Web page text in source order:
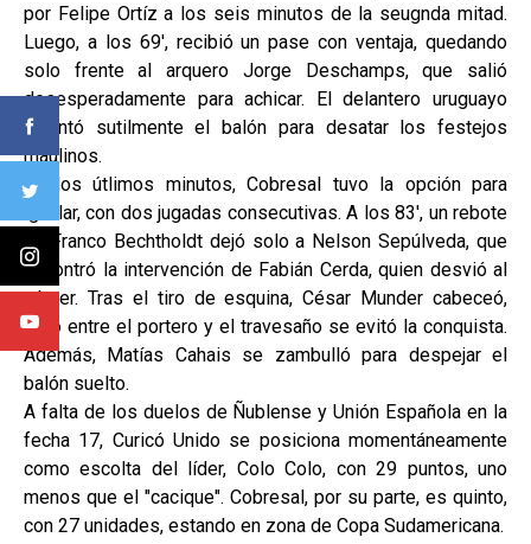
por Felipe Ortíz a los seis minutos de la seugnda mitad.
Luego, a los 69', recibió un pase con ventaja, quedando
solo frente al arquero Jorge Deschamps, que salió
desesperadamente para achicar. El delantero uruguayo
levantó sutilmente el balón para desatar los festejos
maulinos.
En los útlimos minutos, Cobresal tuvo la opción para
igualar, con dos jugadas consecutivas. A los 83', un rebote
en Franco Bechtholdt dejó solo a Nelson Sepúlveda, que
encontró la intervención de Fabián Cerda, quien desvió al
córner. Tras el tiro de esquina, César Munder cabeceó,
pero entre el portero y el travesaño se evitó la conquista.
Además, Matías Cahais se zambulló para despejar el
balón suelto.
A falta de los duelos de Ñublense y Unión Española en la
fecha 17, Curicó Unido se posiciona momentáneamente
como escolta del líder, Colo Colo, con 29 puntos, uno
menos que el "cacique". Cobresal, por su parte, es quinto,
con 27 unidades, estando en zona de Copa Sudamericana.